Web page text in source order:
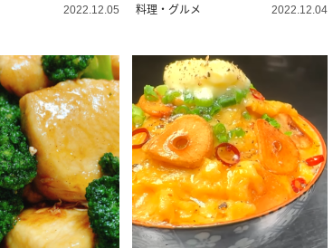
2022.12.05 料理・グルメ 2022.12.04